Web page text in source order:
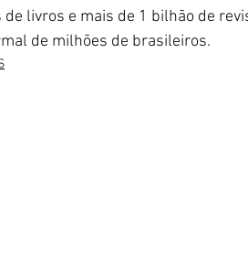
de livros e mais de 1 bilhão de
de milhões de brasileiros.